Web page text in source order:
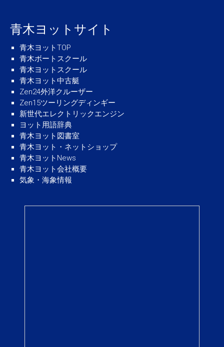
青木ヨットサイト
青木ヨットTOP
青木ボートスクール
青木ヨットスクール
青木ヨット中古艇
Zen24外洋クルーザー
Zen15ツーリングディンギー
新世代エレクトリックエンジン
ヨット用語辞典
青木ヨット図書室
青木ヨット・ネットショップ
青木ヨットNews
青木ヨット会社概要
気象・海象情報